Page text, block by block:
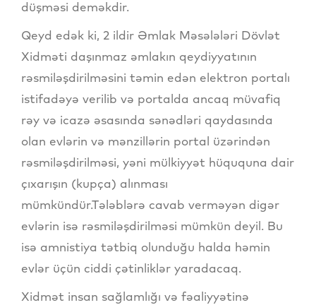
düşməsi deməkdir.
Qeyd edək ki, 2 ildir Əmlak Məsələləri Dövlət
Xidməti daşınmaz əmlakın qeydiyyatının
rəsmiləşdirilməsini təmin edən elektron portalı
istifadəyə verilib və portalda ancaq müvafiq
rəy və icazə əsasında sənədləri qaydasında
olan evlərin və mənzillərin portal üzərindən
rəsmiləşdirilməsi, yəni mülkiyyət hüququna dair
çıxarışın (kupça) alınması
mümkündür.Tələblərə cavab verməyən digər
evlərin isə rəsmiləşdirilməsi mümkün deyil. Bu
isə amnistiya tətbiq olunduğu halda həmin
evlər üçün ciddi çətinliklər yaradacaq.
Xidmət insan sağlamlığı və fəaliyyətinə